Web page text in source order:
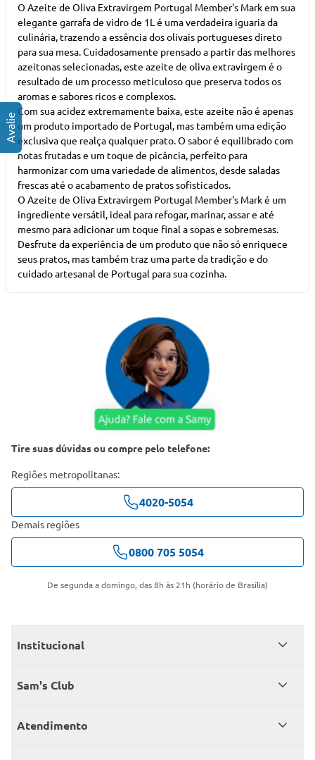
O Azeite de Oliva Extravirgem Portugal Member's Mark em sua
elegante garrafa de vidro de 1L é uma verdadeira iguaria da
culinária, trazendo a essência dos olivais portugueses direto
para sua mesa. Cuidadosamente prensado a partir das melhores
azeitonas selecionadas, este azeite de oliva extravirgem é o
resultado de um processo meticuloso que preserva todos os
aromas e sabores ricos e complexos.
Com sua acidez extremamente baixa, este azeite não é apenas
um produto importado de Portugal, mas também uma edição
exclusiva que realça qualquer prato. O sabor é equilibrado com
notas frutadas e um toque de picância, perfeito para
harmonizar com uma variedade de alimentos, desde saladas
frescas até o acabamento de pratos sofisticados.
O Azeite de Oliva Extravirgem Portugal Member's Mark é um
ingrediente versátil, ideal para refogar, marinar, assar e até
mesmo para adicionar um toque final a sopas e sobremesas.
Desfrute da experiência de um produto que não só enriquece
seus pratos, mas também traz uma parte da tradição e do
cuidado artesanal de Portugal para sua cozinha.
Tire suas dúvidas ou compre pelo telefone:
Regiões metropolitanas:
4020-5054
Demais regiões
0800 705 5054
De segunda a domingo, das 8h às 21h (horário de Brasília)
Institucional
Quem somos
Sam's Club
Seja sócio
Atendimento